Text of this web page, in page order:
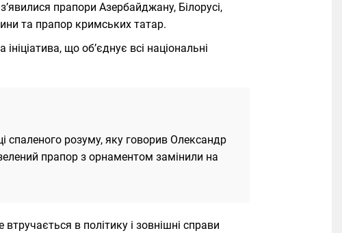
прапори Азербайджану, Білорусі,
та прапор кримських татар.
що об’єднує всі національні
спаленого розуму, яку говорив Олександр
прапор з орнаментом замінили на
в політику і зовнішні справи